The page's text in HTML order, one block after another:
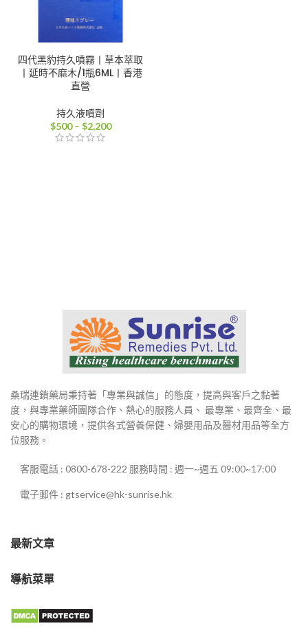
四代黑豹持久噴霧丨草本萃取
丨延時不麻木/1瓶6ML丨香港
直營
持久液噴劑
$500 – $2,200價
桑瑞連鎖藥局秉持著「專業與誠信」的態度，提高與客戶之黏著
度，與專業藥師團隊合作、熱心的服務人員、 最專業、最齊全、最
安心的購物環境，提供各式營養保健、婦嬰用品及醫材用品等全方
位服務。
客服電話 : 0800-678-222 服務時間 : 週一~週五 09:00~17:00
電子郵件 : gtservice@hk-sunrise.hk
最新文章
導航菜單